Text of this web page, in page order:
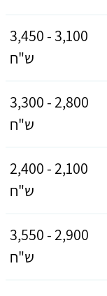
3,100 - 3,450
ש"ח
2,800 - 3,300
ש"ח
2,100 - 2,400
ש"ח
2,900 - 3,550
ש"ח